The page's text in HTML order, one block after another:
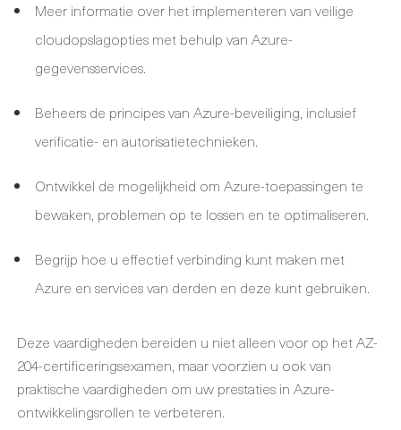
Meer informatie over het implementeren van veilige
cloudopslagopties met behulp van Azure-
gegevensservices.
Beheers de principes van Azure-beveiliging, inclusief
verificatie- en autorisatietechnieken.
Ontwikkel de mogelijkheid om Azure-toepassingen te
bewaken, problemen op te lossen en te optimaliseren.
Begrijp hoe u effectief verbinding kunt maken met
Azure en services van derden en deze kunt gebruiken.
Deze vaardigheden bereiden u niet alleen voor op het AZ-
204-certificeringsexamen, maar voorzien u ook van
praktische vaardigheden om uw prestaties in Azure-
ontwikkelingsrollen te verbeteren.